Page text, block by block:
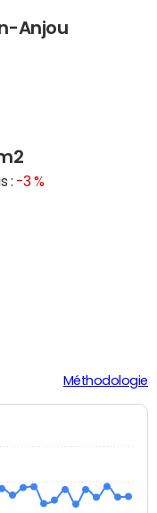
Anjou
: -3 %
Méthodologie